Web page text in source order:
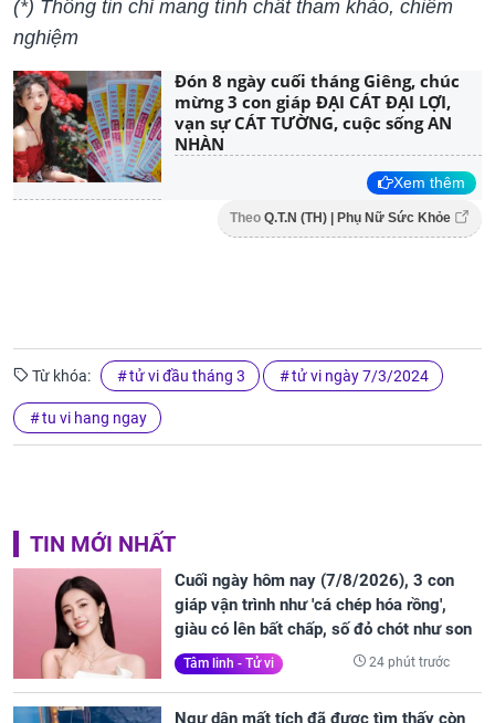
(*) Thông tin chỉ mang tính chất tham khảo, chiêm
nghiệm
Đón 8 ngày cuối tháng Giêng, chúc
mừng 3 con giáp ĐẠI CÁT ĐẠI LỢI,
vạn sự CÁT TƯỜNG, cuộc sống AN
NHÀN
Xem thêm
Theo Q.T.N (TH) | Phụ Nữ Sức Khỏe
Từ khóa: tử vi đầu tháng 3 tử vi ngày 7/3/2024
tu vi hang ngay
TIN MỚI NHẤT
Cuối ngày hôm nay (7/8/2026), 3 con
giáp vận trình như 'cá chép hóa rồng',
giàu có lên bất chấp, số đỏ chót như son
Tâm linh - Tử vi 24 phút trước